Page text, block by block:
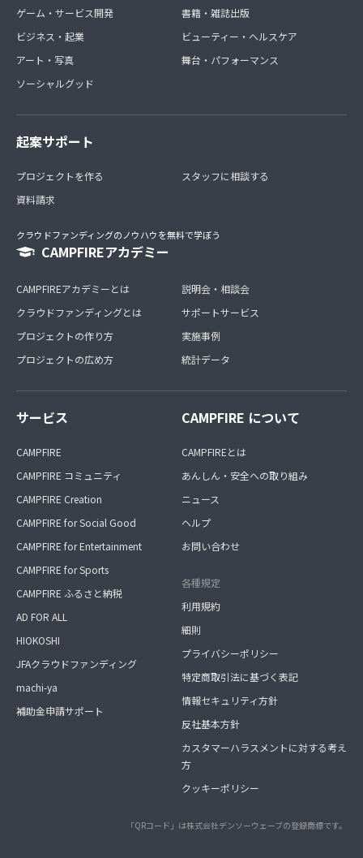
ゲーム・サービス開発
ビジネス・起業
アート・写真
ソーシャルグッド
書籍・雑誌出版
ビューティー・ヘルスケア
舞台・パフォーマンス
起案サポート
プロジェクトを作る
資料請求
スタッフに相談する
クラウドファンディングのノウハウを無料で学ぼう
CAMPFIREアカデミー
CAMPFIREアカデミーとは
クラウドファンディングとは
プロジェクトの作り方
プロジェクトの広め方
説明会・相談会
サポートサービス
実施事例
統計データ
サービス
CAMPFIRE
CAMPFIRE コミュニティ
CAMPFIRE Creation
CAMPFIRE for Social Good
CAMPFIRE for Entertainment
CAMPFIRE for Sports
CAMPFIRE ふるさと納税
AD FOR ALL
HIOKOSHI
JFAクラウドファンディング
machi-ya
補助金申請サポート
CAMPFIRE について
CAMPFIREとは
あんしん・安全への取り組み
ニュース
ヘルプ
お問い合わせ
各種規定
利用規約
細則
プライバシーポリシー
特定商取引法に基づく表記
情報セキュリティ方針
反社基本方針
カスタマーハラスメントに対する考え
方
クッキーポリシー
「QRコード」は株式会社デンソーウェーブの登録商標です。